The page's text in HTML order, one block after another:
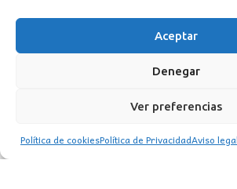
Aceptar
Denegar
Ver preferencias
Política de cookiesPolítica de PrivacidadAviso
MI CUENTA
Instagram